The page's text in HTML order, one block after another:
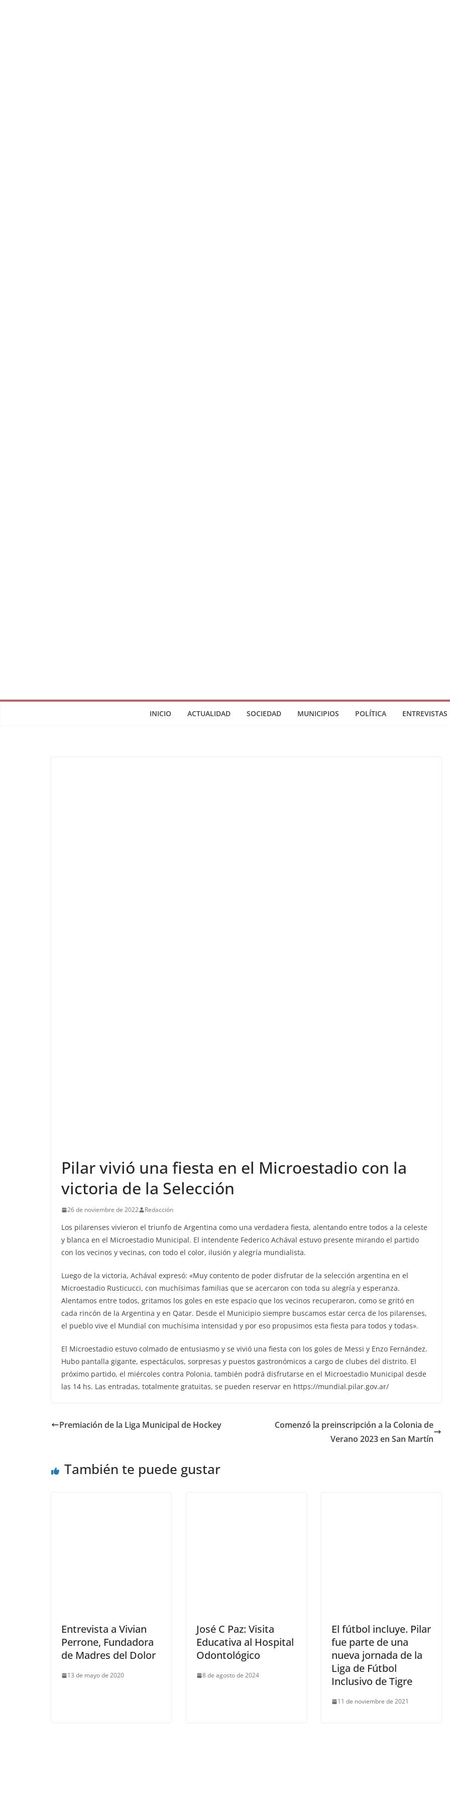
INICIO ACTUALIDAD SOCIEDAD MUNICIPIOS POLÍTICA ENTREVISTAS
Pilar vivió una fiesta en el Microestadio con la
victoria de la Selección
26 de noviembre de 2022 Redacción
Los pilarenses vivieron el triunfo de Argentina como una verdadera fiesta, alentando entre todos a la celeste
y blanca en el Microestadio Municipal. El intendente Federico Achával estuvo presente mirando el partido
con los vecinos y vecinas, con todo el color, ilusión y alegría mundialista.
Luego de la victoria, Achával expresó: «Muy contento de poder disfrutar de la selección argentina en el
Microestadio Rusticucci, con muchísimas familias que se acercaron con toda su alegría y esperanza.
Alentamos entre todos, gritamos los goles en este espacio que los vecinos recuperaron, como se gritó en
cada rincón de la Argentina y en Qatar. Desde el Municipio siempre buscamos estar cerca de los pilarenses,
el pueblo vive el Mundial con muchísima intensidad y por eso propusimos esta fiesta para todos y todas».
El Microestadio estuvo colmado de entusiasmo y se vivió una fiesta con los goles de Messi y Enzo Fernández.
Hubo pantalla gigante, espectáculos, sorpresas y puestos gastronómicos a cargo de clubes del distrito. El
próximo partido, el miércoles contra Polonia, también podrá disfrutarse en el Microestadio Municipal desde
las 14 hs. Las entradas, totalmente gratuitas, se pueden reservar en https://mundial.pilar.gov.ar/
Premiación de la Liga Municipal de Hockey
Comenzó la preinscripción a la Colonia de
Verano 2023 en San Martín
También te puede gustar
Entrevista a Vivian
Perrone, Fundadora
de Madres del Dolor
13 de mayo de 2020
José C Paz: Visita
Educativa al Hospital
Odontológico
8 de agosto de 2024
El fútbol incluye. Pilar
fue parte de una
nueva jornada de la
Liga de Fútbol
Inclusivo de Tigre
11 de noviembre de 2021